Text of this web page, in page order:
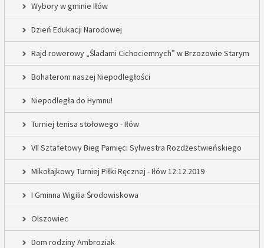
Wybory w gminie Iłów
Dzień Edukacji Narodowej
Rajd rowerowy „Śladami Cichociemnych” w Brzozowie Starym
Bohaterom naszej Niepodległości
Niepodległa do Hymnu!
Turniej tenisa stołowego - Iłów
VII Sztafetowy Bieg Pamięci Sylwestra Rozdżestwieńskiego
Mikołajkowy Turniej Piłki Ręcznej - Iłów 12.12.2019
I Gminna Wigilia Środowiskowa
Olszowiec
Dom rodziny Ambroziak